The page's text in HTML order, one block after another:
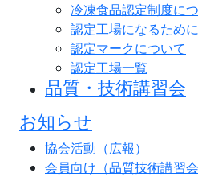
冷凍食品認定制度に
認定工場になるため
認定マークについて
認定工場一覧
品質・技術講習会
お知らせ
協会活動（広報）
会員向け（品質技術講習会